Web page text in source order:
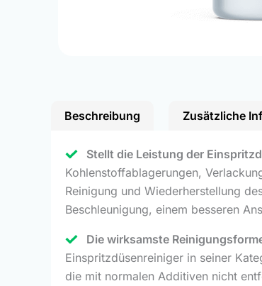
Beschreibung Zusätzliche
Stellt die Leistung der
Kohlenstoffablagerungen,
Reinigung und Wiederherstellung
Beschleunigung, einem besseren
Die wirksamste
Einspritzdüsenreiniger in seiner
die mit normalen Additiven nicht